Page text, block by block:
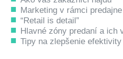
Marketing v rámci predajne
“Retail is detail”
Hlavné zóny predaní a ich
Tipy na zlepšenie efektivity